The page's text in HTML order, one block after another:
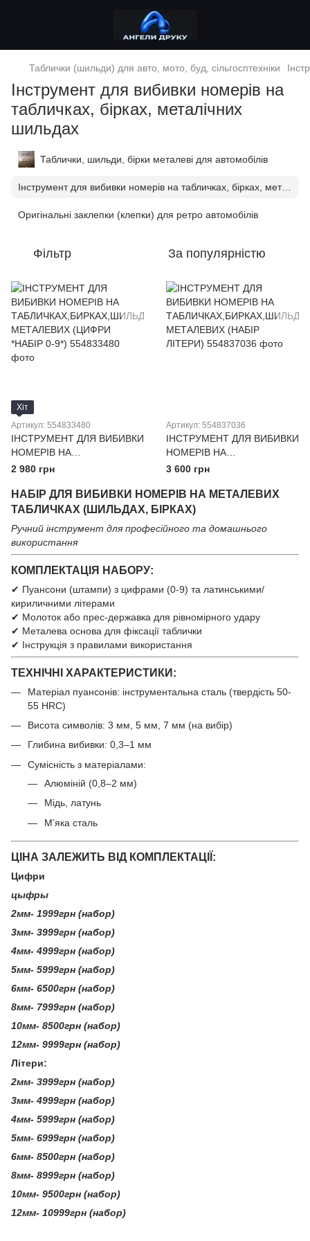
Таблички (шильди) для авто, мото, буд, сільгосптехніки
Інструмент для вибивки номерів на
табличках, бірках, металічних
шильдах
Таблички, шильди, бірки металеві для автомобілів
Інструмент для вибивки номерів на табличках, бірках, металічних шильдах
Оригінальні заклепки (клепки) для ретро автомобілів
Фільтр За популярністю
Хіт
Артикул: 554833480
ІНСТРУМЕНТ ДЛЯ ВИБИВКИ
НОМЕРІВ НА
ТАБЛИЧКАХ,БИРКАХ,ШИЛЬ
*НАБІР 0-9*)
2 980 грн
Артикул: 554837036
ІНСТРУМЕНТ ДЛЯ ВИБИВКИ
НОМЕРІВ НА
ТАБЛИЧКАХ,БИРКАХ,ШИЛЬ
ЛІТЕРИ)
3 600 грн
НАБІР ДЛЯ ВИБИВКИ НОМЕРІВ НА МЕТАЛЕВИХ
ТАБЛИЧКАХ (ШИЛЬДАХ, БІРКАХ)
Ручний інструмент для професійного та домашнього
використання
КОМПЛЕКТАЦІЯ НАБОРУ:
✔ Пуансони (штампи) з цифрами (0-9) та латинськими/
кириличними літерами
✔ Молоток або прес-державка для рівномірного удару
✔ Металева основа для фіксації таблички
✔ Інструкція з правилами використання
ТЕХНІЧНІ ХАРАКТЕРИСТИКИ:
Матеріал пуансонів: інструментальна сталь (твердість 50-
55 HRC)
Висота символів: 3 мм, 5 мм, 7 мм (на вибір)
Глибина вибивки: 0,3–1 мм
Сумісність з матеріалами:
Алюміній (0,8–2 мм)
Мідь, латунь
М’яка сталь
ЦІНА ЗАЛЕЖИТЬ ВІД КОМПЛЕКТАЦІЇ:
Цифри
цыфры
2мм- 1999грн (набор)
3мм- 3999грн (набор)
4мм- 4999грн (набор)
5мм- 5999грн (набор)
6мм- 6500грн (набор)
8мм- 7999грн (набор)
10мм- 8500грн (набор)
12мм- 9999грн (набор)
Літери:
2мм- 3999грн (набор)
3мм- 4999грн (набор)
4мм- 5999грн (набор)
5мм- 6999грн (набор)
6мм- 8500грн (набор)
8мм- 8999грн (набор)
10мм- 9500грн (набор)
12мм- 10999грн (набор)